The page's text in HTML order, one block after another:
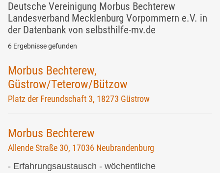
Deutsche Vereinigung Morbus Bechterew
Landesverband Mecklenburg Vorpommern e.V. in
der Datenbank von selbsthilfe-mv.de
6 Ergebnisse gefunden
Morbus Bechterew,
Güstrow/Teterow/Bützow
Platz der Freundschaft 3, 18273 Güstrow
Morbus Bechterew
Allende Straße 30, 17036 Neubrandenburg
- Erfahrungsaustausch - wöchentliche